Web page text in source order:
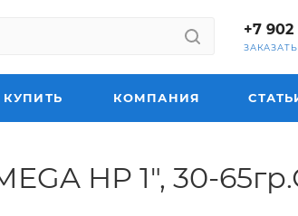
+7
КУПИТЬ КОМПАНИЯ
НР 1", 30-